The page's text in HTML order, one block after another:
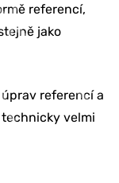
referencí,
jako
referencí a
velmi